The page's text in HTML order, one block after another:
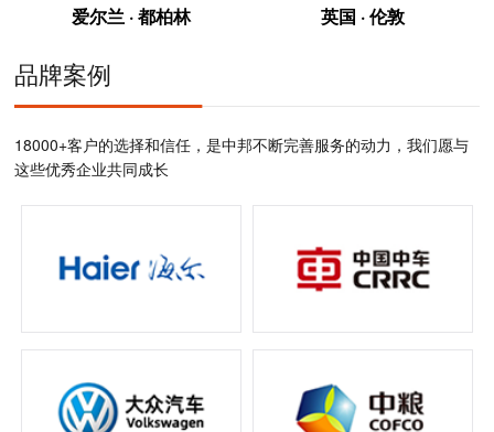
爱尔兰 · 都柏林 英国 · 伦敦
品牌案例
18000+客户的选择和信任，是中邦不断完善服务的动力，我们愿与
这些优秀企业共同成长